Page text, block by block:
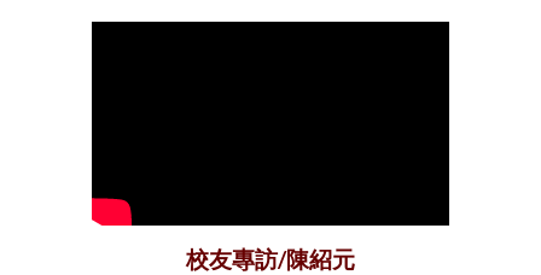
校友專訪/陳紹元